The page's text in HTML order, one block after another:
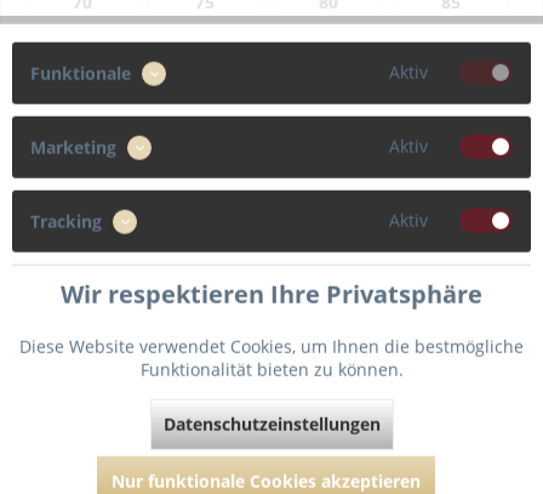
90
Cup
F G C D
E
Merken Fragen zum Artikel?
Funktionale Aktiv
Marketing Aktiv
Tracking Aktiv
Wir respektieren Ihre Privatsphäre
Diese Website verwendet Cookies, um Ihnen die bestmögliche
Funktionalität bieten zu können.
Datenschutzeinstellungen
Nur funktionale Cookies akzeptieren